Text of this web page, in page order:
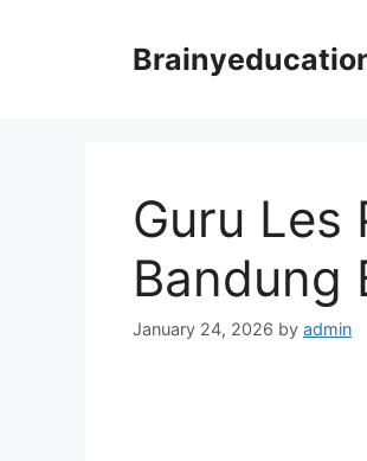
Guru Les
Bandung
January 24, 2026 by admin